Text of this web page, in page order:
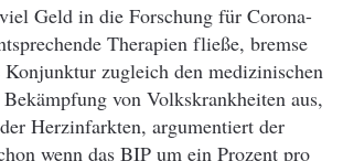
Geld in die Forschung für Corona-
Therapien fließe, bremse
Konjunktur zugleich den medizinischen
von Volkskrankheiten aus,
Herzinfarkten, argumentiert der
wenn das BIP um ein Prozent pro